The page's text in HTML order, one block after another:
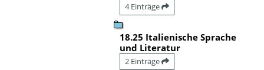
4 Einträge
18.25 Italienische Sprache
und Literatur
2 Einträge